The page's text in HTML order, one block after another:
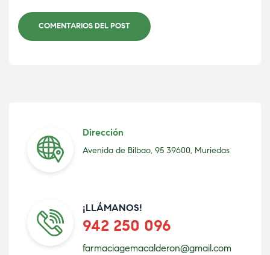
COMENTARIOS DEL POST
Dirección
Avenida de Bilbao, 95 39600, Muriedas
¡LLÁMANOS!
942 250 096
farmaciagemacalderon@gmail.com